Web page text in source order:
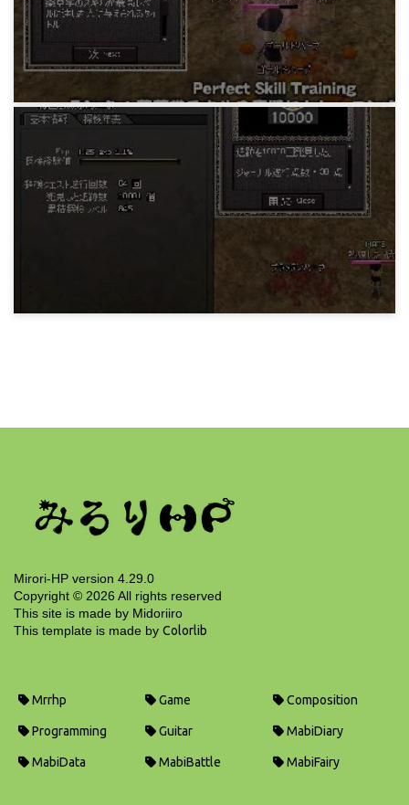
15 years ago
MABIDIARY
薬草学マスターとトレ方法
15 years ago
Mirori-HP version 4.29.0
Copyright © 2026 All rights reserved
This site is made by Midoriiro
This template is made by Colorlib
Mrrhp Game Composition
Programming Guitar MabiDiary
MabiData MabiBattle MabiFairy